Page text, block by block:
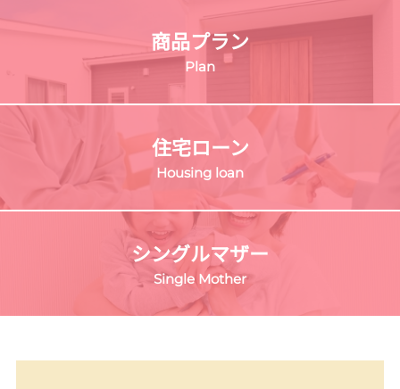
商品プラン
Plan
住宅ローン
Housing loan
シングルマザー
Single Mother